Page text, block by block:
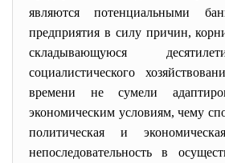
являются потенциальными
предприятия в силу причин,
складывающуюся
социалистического
времени не сумели
экономическим условиям, чему
политическая и
непоследовательность в